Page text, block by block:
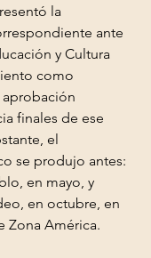
la
ante
y Cultura
como
aprobación
finales de ese
el
se produjo antes:
en mayo, y
en octubre, en
Zona América.